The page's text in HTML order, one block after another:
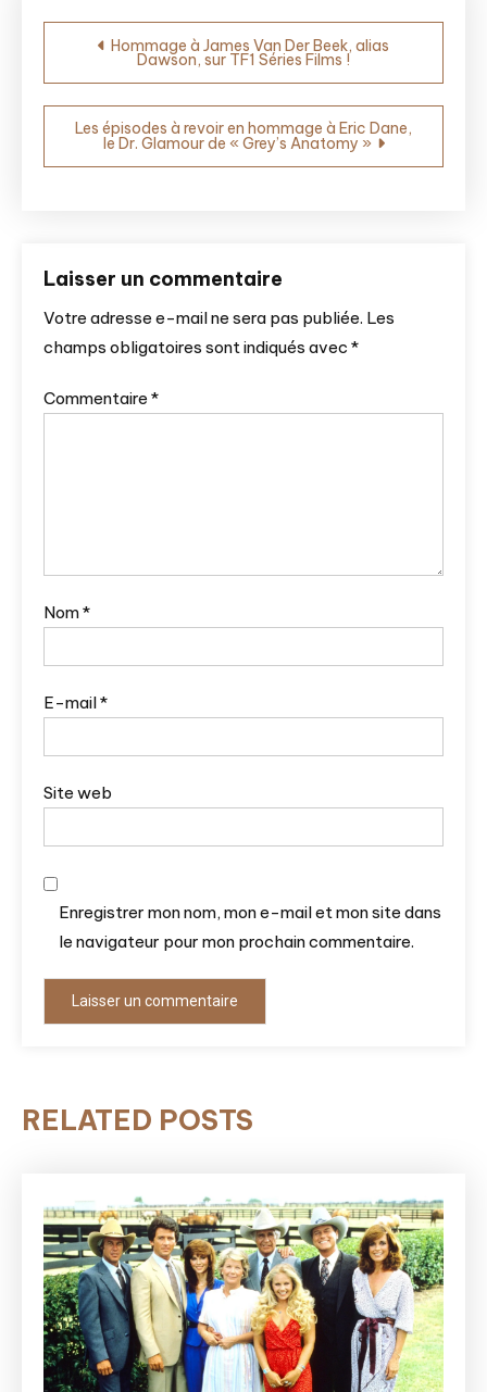
Navigation
l’article
Hommage à James Van Der Beek, alias
Dawson, sur TF1 Séries Films !
Les épisodes à revoir en hommage à Eric Dane,
le Dr. Glamour de « Grey’s Anatomy »
Laisser un commentaire
Votre adresse e-mail ne sera pas publiée. Les
champs obligatoires sont indiqués avec *
Commentaire *
Nom*
E-mail*
Site web
Enregistrer mon nom, mon e-mail et mon site dans
le navigateur pour mon prochain commentaire.
RELATED POSTS